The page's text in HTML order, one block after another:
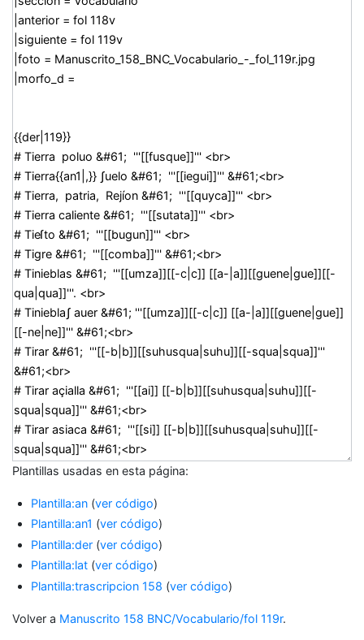
Plantillas usadas en esta página:
Plantilla:an (ver código)
Plantilla:an1 (ver código)
Plantilla:der (ver código)
Plantilla:lat (ver código)
Plantilla:trascripcion 158 (ver código)
Volver a Manuscrito 158 BNC/Vocabulario/fol 119r.